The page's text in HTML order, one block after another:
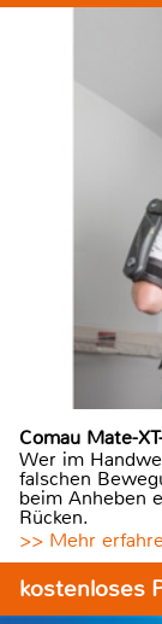
Comau Mate-
Wer im
falschen
beim Anheben
Rücken.
>> Mehr
kostenloses